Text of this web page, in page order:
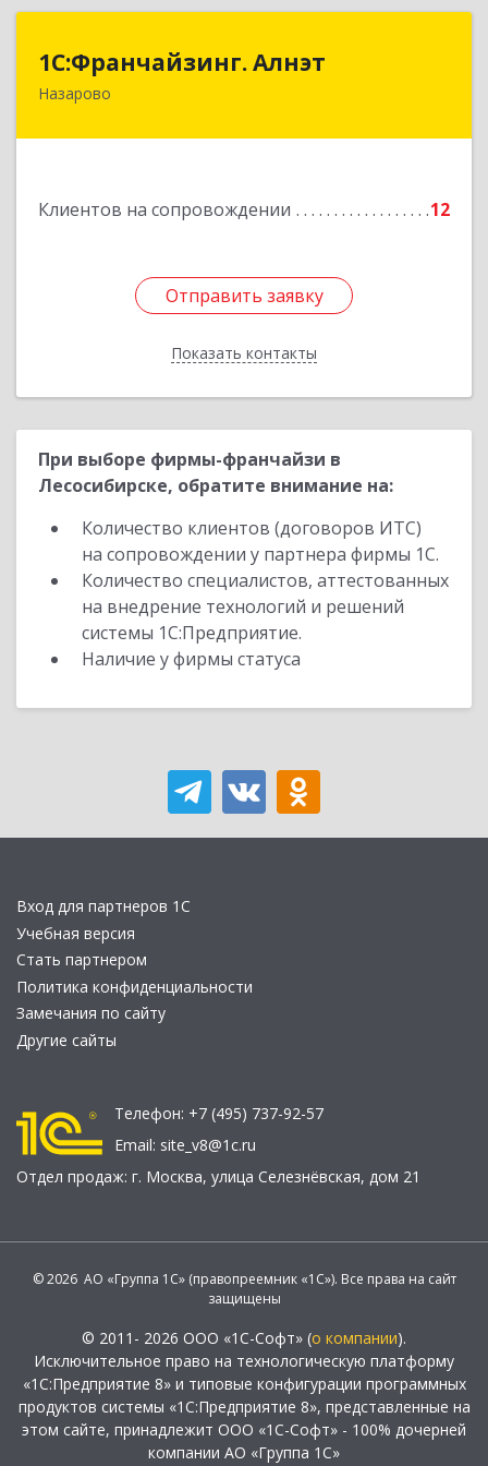
1С:Франчайзинг. Алнэт
Назарово
Клиентов на сопровождении 12
Отправить заявку
Показать контакты
1С:Франчайзинг. Алнэт
662200, Красноярский край, Назарово г,
Отправить заявку
Назад
При выборе фирмы-франчайзи в
Лесосибирске, обратите внимание на:
Количество клиентов (договоров ИТС)
на сопровождении у партнера фирмы 1С.
Количество специалистов, аттестованных
на внедрение технологий и решений
системы 1С:Предприятие.
Наличие у фирмы статуса
Вход для партнеров 1С
Учебная версия
Стать партнером
Политика конфиденциальности
Замечания по сайту
Другие сайты
Телефон: +7 (495) 737-92-57
Email: site_v8@1c.ru
Отдел продаж: г. Москва, улица Селезнёвская, дом 21
© 2026 АО «Группа 1С» (правопреемник «1С»). Все права на сайт
защищены
© 2011- 2026 ООО «1С-Софт» (о компании).
Исключительное право на технологическую платформу
«1С:Предприятие 8» и типовые конфигурации программных
продуктов системы «1С:Предприятие 8», представленные на
этом сайте, принадлежит ООО «1С-Софт» - 100% дочерней
компании АО «Группа 1С»